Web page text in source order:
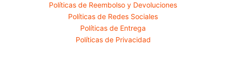
Políticas de Reembolso y Devoluciones
Políticas de Redes Sociales
Políticas de Entrega
Políticas de Privacidad